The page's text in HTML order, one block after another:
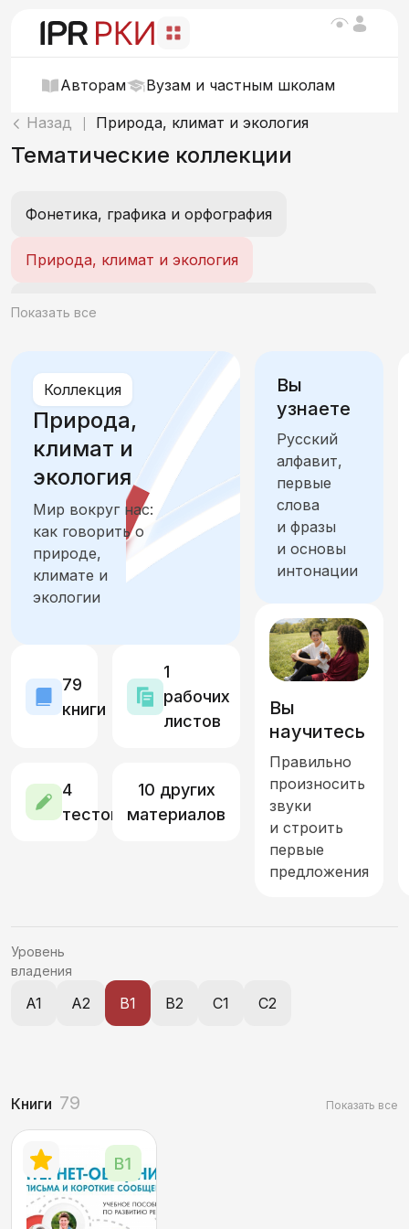
Авторам Вузам и частным школам
Назад Природа, климат и экология
Тематические коллекции
Фонетика, графика и орфография
Природа, климат и экология
Мой день. Распорядок, быт и действия
Учеба и работа Отдых и хобби
Еда и продукты
Жильё. Дом и интерьер
Семья и друзья. Отношения и общение
Искусство, культура и история
Количество, время, единицы измерения,
Здоровье и самочувствие. Части тела
Путешествия и туризм
Страна и мир. География, национальности
Показать все
Коллекция
Природа,
климат и
экология
Мир вокруг нас:
как говорить о
природе,
климате и
экологии
79
книги
1
рабочих
листов
4
тестов
10 других
материалов
Вы
узнаете
Русский
алфавит,
первые
слова
и фразы
и основы
интонации
Вы
научитесь
Правильно
произносить
звуки
и строить
первые
предложения
Уровень
владения
A1 A2 B1 B2 C1 C2
Книги 79 Показать все